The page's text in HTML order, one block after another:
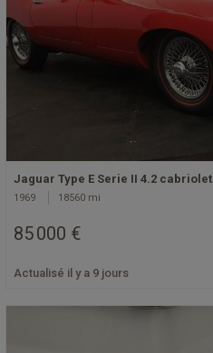
Jaguar Type E Serie II 4.2 cabriolet
1969 18560 mi
85 000 €
Actualisé il y a 9 jours